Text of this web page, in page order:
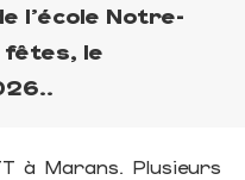
l'école Notre-
fêtes, le
à Marans. Plusieurs